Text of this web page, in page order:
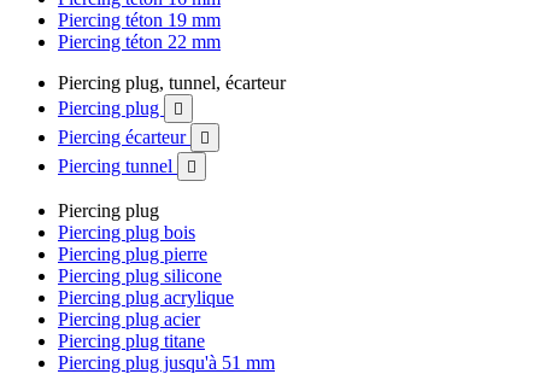
Piercing téton 19 mm
Piercing téton 22 mm
Piercing plug, tunnel, écarteur
Piercing plug

Piercing écarteur 
Piercing tunnel 
Piercing plug
Piercing plug bois
Piercing plug pierre
Piercing plug silicone
Piercing plug acrylique
Piercing plug acier
Piercing plug titane
Piercing plug jusqu'à 51 mm